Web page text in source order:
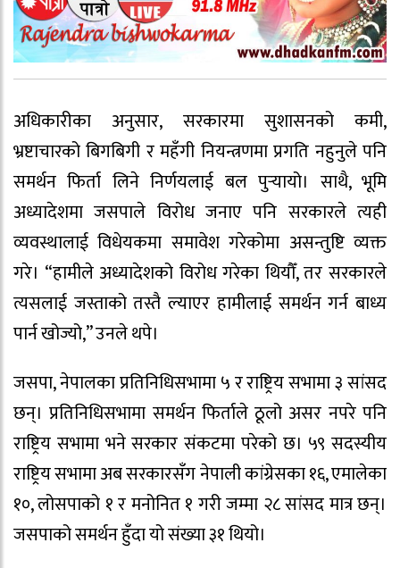
अधिकारीका अनुसार, सरकारमा सुशासनको कमी,
भ्रष्टाचारको बिगबिगी र महँगी नियन्त्रणमा प्रगति नहुनुले पनि
समर्थन फिर्ता लिने निर्णयलाई बल पुर्‍यायो। साथै, भूमि
अध्यादेशमा जसपाले विरोध जनाए पनि सरकारले त्यही
व्यवस्थालाई विधेयकमा समावेश गरेकोमा असन्तुष्टि व्यक्त
गरे। “हामीले अध्यादेशको विरोध गरेका थियौँ, तर सरकारले
त्यसलाई जस्ताको तस्तै ल्याएर हामीलाई समर्थन गर्न बाध्य
पार्न खोज्यो,” उनले थपे।
जसपा, नेपालका प्रतिनिधिसभामा ५ र राष्ट्रिय सभामा ३ सांसद
छन्। प्रतिनिधिसभामा समर्थन फिर्ताले ठूलो असर नपरे पनि
राष्ट्रिय सभामा भने सरकार संकटमा परेको छ। ५९ सदस्यीय
राष्ट्रिय सभामा अब सरकारसँग नेपाली कांग्रेसका १६, एमालेका
१०, लोसपाको १ र मनोनित १ गरी जम्मा २८ सांसद मात्र छन्।
जसपाको समर्थन हुँदा यो संख्या ३१ थियो।